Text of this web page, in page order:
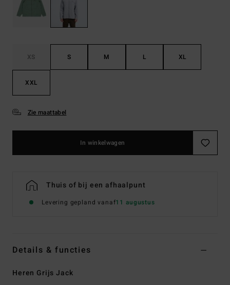
XS S M L XL
XXL
Zie maattabel
In winkelwagen
Thuis of bij een afhaalpunt
Levering gepland vanaf11 augustus
Details & functies
Heren Grijs Jack